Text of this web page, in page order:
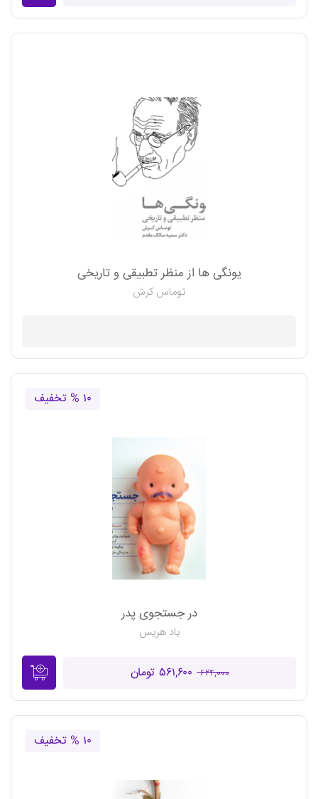
یونگی ها از منظر تطبیقی و تاریخی
توماس کرش
۱۰ % تخفیف
در جستجوی پدر
باد هریس
۶۲۴,۰۰۰ ۵۶۱,۶۰۰ تومان
۱۰ % تخفیف